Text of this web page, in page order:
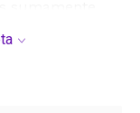
a baja